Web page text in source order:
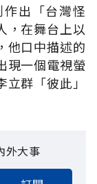
出「台灣怪
，在舞台上以
他口中描述的
現一個電視螢
群「彼此」
外大事